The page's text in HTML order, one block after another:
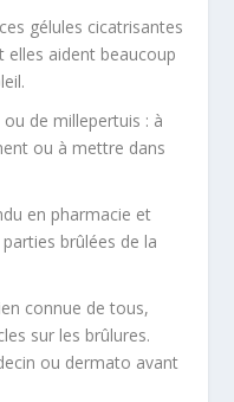
gélules cicatrisantes
elles aident beaucoup
ou de millepertuis : à
ou à mettre dans
en pharmacie et
brûlées de la
connue de tous,
sur les brûlures.
ou dermato avant